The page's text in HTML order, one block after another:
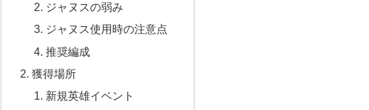
ジャヌスの弱み
ジャヌス使用時の注意点
推奨編成
獲得場所
新規英雄イベント